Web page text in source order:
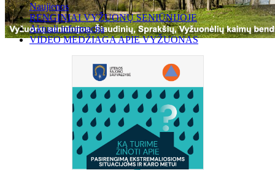
Naujienos
RENGINIAI VYŽUONŲ SENIŪNIJOJE
Aktuali informacija
VIDEO MEDŽIAGA APIE VYŽUONAS